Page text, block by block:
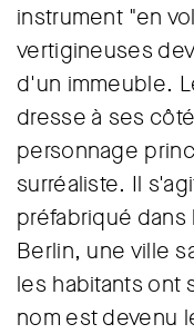
instrument "en
vertigineuses
d'un immeuble.
dresse à ses
personnage
surréaliste. Il
préfabriqué
Berlin, une ville
les habitants ont
nom est devenu